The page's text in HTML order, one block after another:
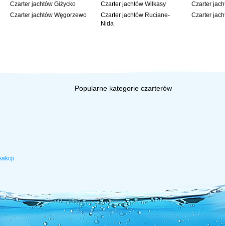
Czarter jachtów Giżycko
Czarter jachtów Węgorzewo
Czarter jachtów Wilkasy
Czarter jachtów Ruciane-
Nida
Czarter
Czarter
Popularne kategorie czarterów